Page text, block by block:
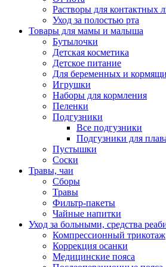
Растворы для контактных
Уход за полостью рта
Товары для мамы и малыша
Бутылочки
Детская косметика
Детское питание
Для беременных и
Игрушки
Наборы для кормления
Пеленки
Подгузники
Все подгузники
Подгузники для
Пустышки
Соски
Травы, чаи
Сборы
Травы
Фильтр-пакеты
Чайные напитки
Уход за больными, средства
Компрессионный трикотаж
Коррекция осанки
Медицинские пояса